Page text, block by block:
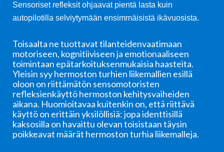
Sensoriset refleksit ohjaavat pientä lasta kuin
autopilotilla selviytymään ensimmäisistä ikävuosista.
Toisaalta ne tuottavat tilanteidenvaatimaan
motoriseen, kognitiiviseen ja emotionaaliseen
toimintaan epätarkoituksenmukaisia haasteita.
Yleisin syy hermoston turhien liikemallien esillä
oloon on riittämätön sensomotoristen
refleksienkäyttö hermoston kehitysvaiheiden
aikana. Huomioitavaa kuitenkin on, että riittävä
käyttö on erittäin yksilöllisiä: jopa identtisillä
kaksosilla on havaittu olevan toisistaan täysin
poikkeavat määrät hermoston turhia liikemalleja.